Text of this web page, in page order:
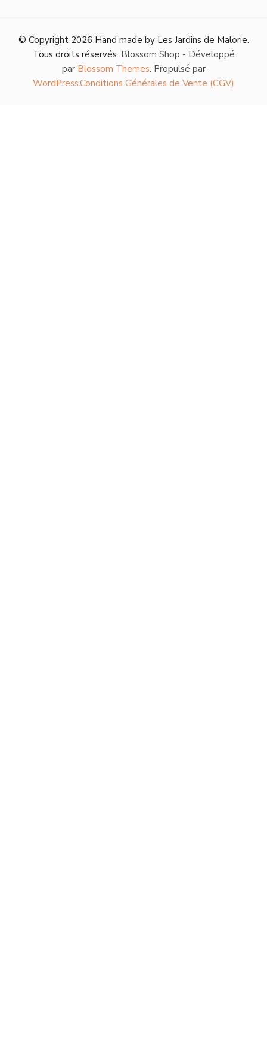
© Copyright 2026 Hand made by Les Jardins de Malorie.
Tous droits réservés. Blossom Shop - Développé
par Blossom Themes. Propulsé par
WordPress.Conditions Générales de Vente (CGV)